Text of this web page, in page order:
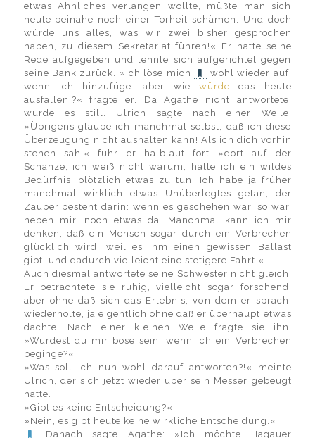
etwas Ähnliches verlangen wollte, müßte man sich
heute beinahe noch einer Torheit schämen. Und doch
würde uns alles, was wir zwei bisher gesprochen
haben, zu diesem Sekretariat führen!« Er hatte seine
Rede aufgegeben und lehnte sich aufgerichtet gegen
seine Bank zurück. »Ich löse mich
wohl wieder auf,
wenn ich hinzufüge: aber wie würde das heute
ausfallen!?« fragte er. Da Agathe nicht antwortete,
wurde es still. Ulrich sagte nach einer Weile:
»Übrigens glaube ich manchmal selbst, daß ich diese
Überzeugung nicht aushalten kann! Als ich dich vorhin
stehen sah,« fuhr er halblaut fort »dort auf der
Schanze, ich weiß nicht warum, hatte ich ein wildes
Bedürfnis, plötzlich etwas zu tun. Ich habe ja früher
manchmal wirklich etwas Unüberlegtes getan; der
Zauber besteht darin: wenn es geschehen war, so war,
neben mir, noch etwas da. Manchmal kann ich mir
denken, daß ein Mensch sogar durch ein Verbrechen
glücklich wird, weil es ihm einen gewissen Ballast
gibt, und dadurch vielleicht eine stetigere Fahrt.«
Auch diesmal antwortete seine Schwester nicht gleich.
Er betrachtete sie ruhig, vielleicht sogar forschend,
aber ohne daß sich das Erlebnis, von dem er sprach,
wiederholte, ja eigentlich ohne daß er überhaupt etwas
dachte. Nach einer kleinen Weile fragte sie ihn:
»Würdest du mir böse sein, wenn ich ein Verbrechen
beginge?«
»Was soll ich nun wohl darauf antworten?!« meinte
Ulrich, der sich jetzt wieder über sein Messer gebeugt
hatte.
»Gibt es keine Entscheidung?«
»Nein, es gibt heute keine wirkliche Entscheidung.«
Danach sagte Agathe: »Ich möchte Hagauer